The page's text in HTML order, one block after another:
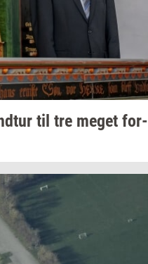
til tre meget for­